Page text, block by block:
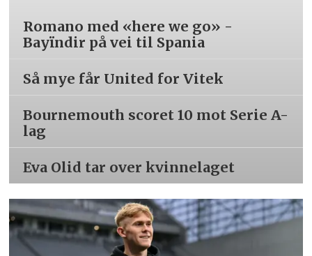
Romano med «here we go» -
Bayïndir på vei til Spania
Så mye får United for Vitek
Bournemouth scoret 10 mot Serie A-
lag
Eva Olid tar over kvinnelaget